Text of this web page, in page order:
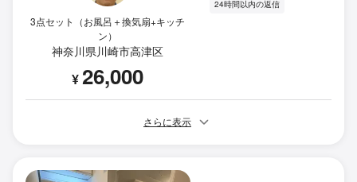
3点セット（お風呂＋換気扇+キッチ
ン）
神奈川県川崎市高津区
¥26,000
24時間以内の返信
さらに表示